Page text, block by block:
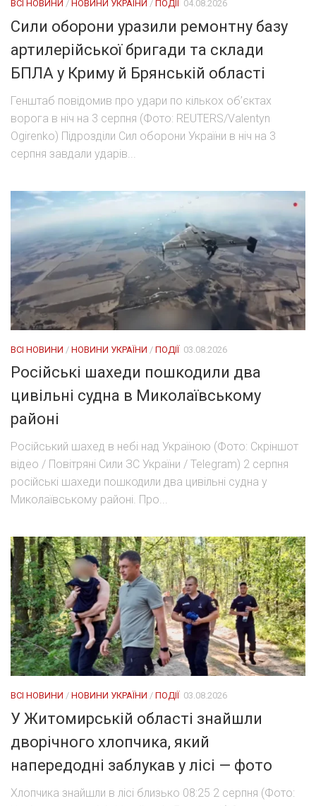
ВСІ НОВИНИ / НОВИНИ УКРАЇНИ / ПОДІЇ 04.08.2026
Сили оборони уразили ремонтну базу
артилерійської бригади та склади
БПЛА у Криму й Брянській області
Генштаб повідомив про удари по кількох об’єктах
ворога в ніч на 3 серпня (Фото: REUTERS/Valentyn
Ogirenko) Підрозділи Сил оборони України в ніч на 3
серпня завдали ударів...
ВСІ НОВИНИ / НОВИНИ УКРАЇНИ / ПОДІЇ 03.08.2026
Російські шахеди пошкодили два
цивільні судна в Миколаївському
районі
Російський шахед в небі над Україною (Фото: Скріншот
відео / Повітряні Сили ЗС України / Telegram) 2 серпня
російські шахеди пошкодили два цивільні судна у
Миколаївському районі. Про...
ВСІ НОВИНИ / НОВИНИ УКРАЇНИ / ПОДІЇ 03.08.2026
У Житомирській області знайшли
дворічного хлопчика, який
напередодні заблукав у лісі — фото
Хлопчика знайшли в лісі близько 08:25 2 серпня (Фото: